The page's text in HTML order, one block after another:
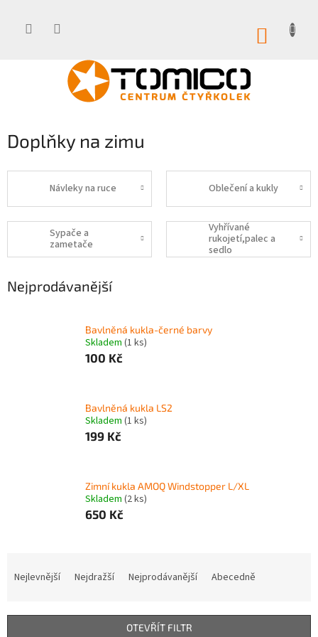
Doplňky na zimu
Návleky na ruce Oblečení a kukly
Sypače a
zametače
Vyhřívané
rukojetí,palec a
sedlo
Nejprodávanější
Bavlněná kukla-černé barvy
Skladem (1 ks)
100 Kč
Bavlněná kukla LS2
Skladem (1 ks)
199 Kč
Zimní kukla AMOQ Windstopper L/XL
Skladem (2 ks)
650 Kč
Nejlevnější Nejdražší Nejprodávanější Abecedně
OTEVŘÍT FILTR